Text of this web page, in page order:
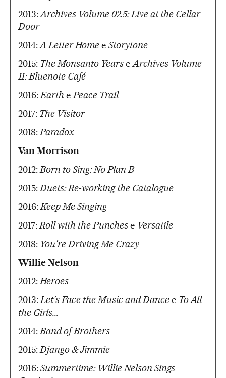
2013:Archives Volume 02.5: Live at the Cellar
Door
2014:A Letter Homee Storytone
2015: The Monsanto YearseArchives Volume
11: Bluenote Café
2016:Earth ePeace Trail
2017: The Visitor
2018:Paradox
Van Morrison
2012:Born to Sing: No Plan B
2015:Duets: Re-working the Catalogue
2016:Keep Me Singing
2017:Roll with the Punchese Versatile
2018: You're Driving Me Crazy
Willie Nelson
2012:Heroes
2013:Let's Face the Music and Dancee To All
the Girls...
2014:Band of Brothers
2015:Django & Jimmie
2016:Summertime: Willie Nelson Sings